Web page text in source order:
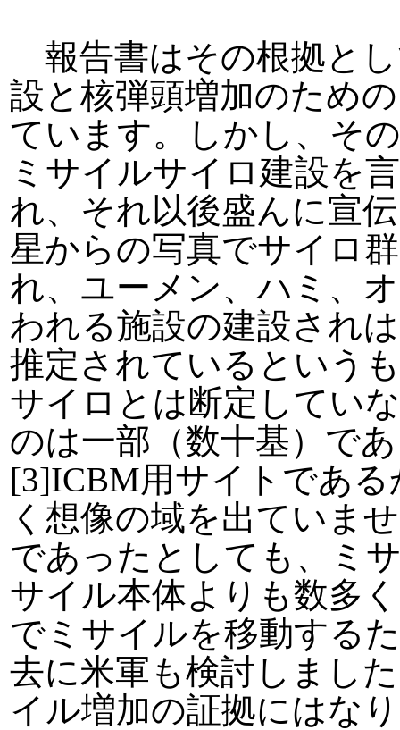
報告書はその根拠と
設と核弾頭増加のため
ています。しかし、そ
ミサイルサイロ建設を
れ、それ以後盛んに宣
星からの写真でサイロ
れ、ユーメン、ハミ、
われる施設の建設され
推定されているという
サイロとは断定してい
のは一部（数十基）で
[3]ICBM用サイトであ
く想像の域を出ていま
であったとしても、ミ
サイル本体よりも数多
でミサイルを移動する
去に米軍も検討しまし
イル増加の証拠にはな